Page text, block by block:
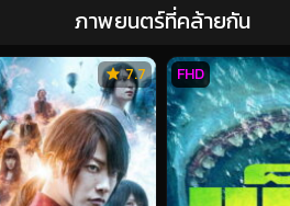
ภาพยนตร์ที่คล้ายกัน
7.7 FHD